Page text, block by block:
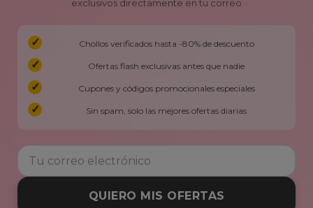
exclusivos directamente en tu correo
Chollos verificados hasta -80% de descuento
Ofertas flash exclusivas antes que nadie
Cupones y códigos promocionales especiales
Sin spam, solo las mejores ofertas diarias
QUIERO MIS OFERTAS